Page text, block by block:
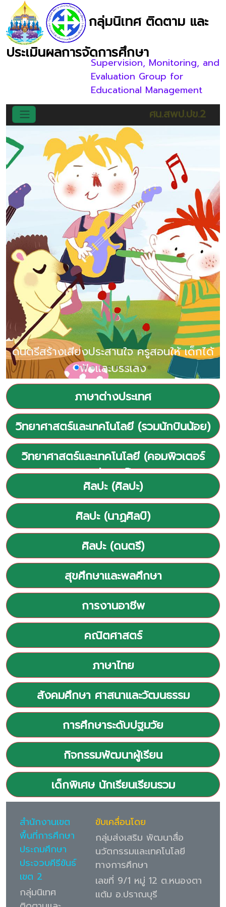
กลุ่มนิเทศ ติดตาม และ
ประเมินผลการจัดการศึกษา
Supervision, Monitoring, and
Evaluation Group for
Educational Management
ศน.สพป.ปข.2
ดนตรีสร้างเสียงประสานใจ ครูสอนให้ เด็กได้
ฟังและบรรเลง
ภาษาต่างประเทศ
วิทยาศาสตร์และเทคโนโลยี (รวมนักบินน้อย)
วิทยาศาสตร์และเทคโนโลยี (คอมพิวเตอร์
หุ่นยนต์)
ศิลปะ (ศิลปะ)
ศิลปะ (นาฏศิลป์)
ศิลปะ (ดนตรี)
สุขศึกษาและพลศึกษา
การงานอาชีพ
คณิตศาสตร์
ภาษาไทย
สังคมศึกษา ศาสนาและวัฒนธรรม
การศึกษาระดับปฐมวัย
กิจกรรมพัฒนาผู้เรียน
เด็กพิเศษ นักเรียนเรียนรวม
สำนักงานเขต
พื้นที่การศึกษา
ประถมศึกษา
ประจวบคีรีขันธ์
เขต 2
กลุ่มนิเทศ
ขับเคลื่อนโดย
กลุ่มส่งเสริม พัฒนาสื่อ
นวัตกรรมและเทคโนโลยี
ทางการศึกษา
เลขที่ 9/1 หมู่ 12 ต.หนองตา
แต้ม อ.ปราณบุรี